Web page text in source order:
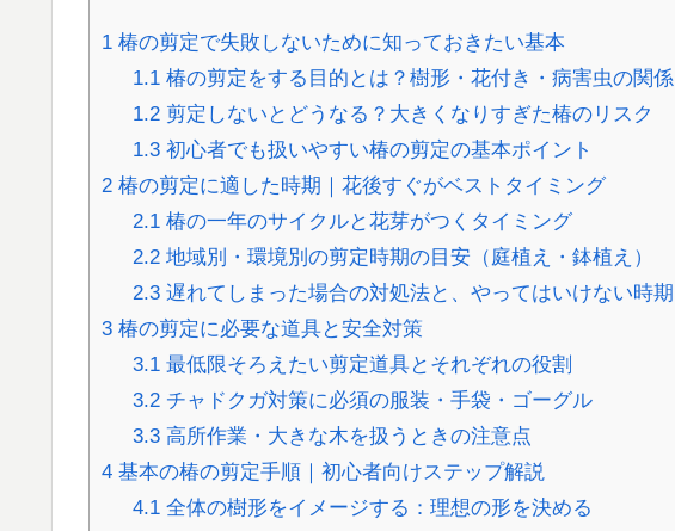
1 椿の剪定で失敗しないために知っておきたい基本
1.1椿の剪定をする目的とは？樹形・花付き・病害虫の関係
1.2剪定しないとどうなる？大きくなりすぎた椿のリスク
1.3初心者でも扱いやすい椿の剪定の基本ポイント
2 椿の剪定に適した時期｜花後すぐがベストタイミング
2.1椿の一年のサイクルと花芽がつくタイミング
2.2地域別・環境別の剪定時期の目安（庭植え・鉢植え）
2.3遅れてしまった場合の対処法と、やってはいけない時期
3 椿の剪定に必要な道具と安全対策
3.1最低限そろえたい剪定道具とそれぞれの役割
3.2チャドクガ対策に必須の服装・手袋・ゴーグル
3.3高所作業・大きな木を扱うときの注意点
4 基本の椿の剪定手順｜初心者向けステップ解説
4.1全体の樹形をイメージする：理想の形を決める